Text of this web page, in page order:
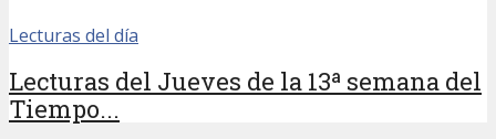
Lecturas del día
Lecturas del Jueves de la 13ª semana del
Tiempo...